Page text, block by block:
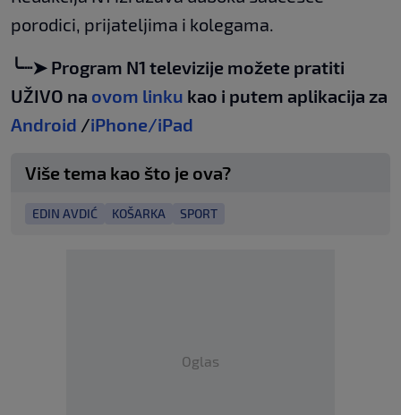
porodici, prijateljima i kolegama.
╰┈➤ Program N1 televizije možete pratiti
UŽIVO na ovom linku kao i putem aplikacija za
Android /iPhone/iPad
Više tema kao što je ova?
EDIN AVDIĆ KOŠARKA SPORT
Oglas